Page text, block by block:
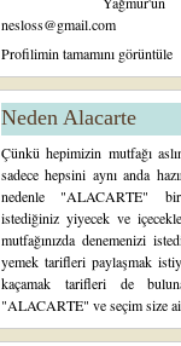
nesloss@gmail.com
Profilimin tamamını görüntüle
Neden Alacarte
Çünkü hepimizin mutfağı
sadece hepsini aynı anda
nedenle "ALACARTE"
istediğiniz yiyecek ve
mutfağınızda denemenizi
yemek tarifleri paylaşmak
kaçamak tarifleri de
"ALACARTE" ve seçim size